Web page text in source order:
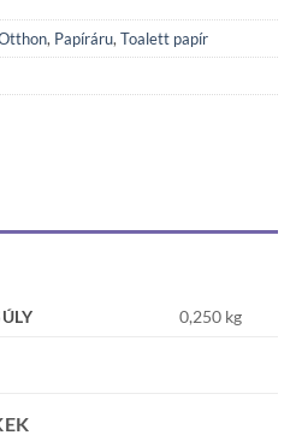
, Papíráru, Toalett papír
0,250 kg